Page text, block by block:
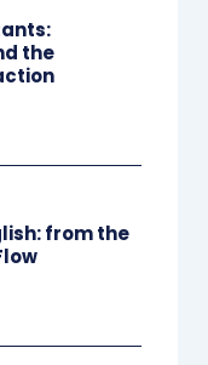
è interessare i
siano diverse
sfruttare una
in gioco?
che dopo due
the
from the